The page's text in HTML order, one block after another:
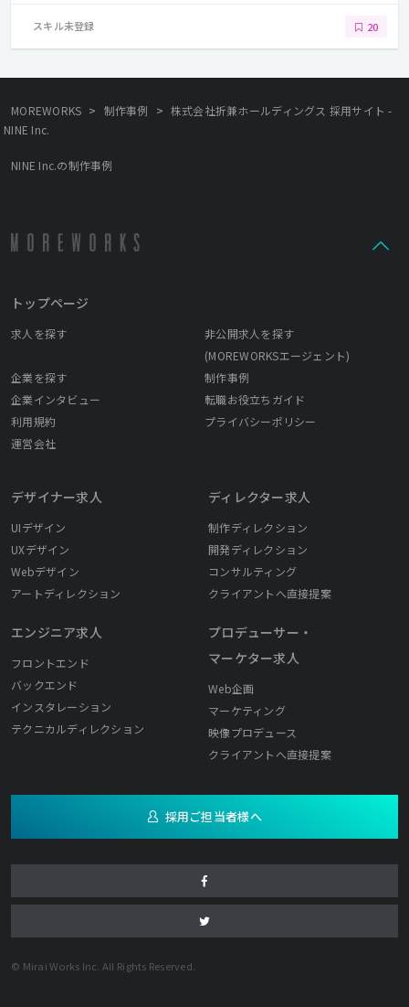
スキル未登録 20
MOREWORKS > 制作事例 > 株式会社折兼ホールディングス 採用サイト -
NINE Inc.
NINE Inc.の制作事例
トップページ
求人を探す
非公開求人を探す
(MOREWORKSエージェント)
企業を探す
制作事例
企業インタビュー
転職お役立ちガイド
利用規約
プライバシーポリシー
運営会社
デザイナー求人
UIデザイン
UXデザイン
Webデザイン
アートディレクション
エンジニア求人
フロントエンド
バックエンド
インスタレーション
テクニカルディレクション
ディレクター求人
制作ディレクション
開発ディレクション
コンサルティング
クライアントへ直接提案
プロデューサー・
マーケター求人
Web企画
マーケティング
映像プロデュース
クライアントへ直接提案
採用ご担当者様へ
© Mirai Works Inc. All Rights Reserved.